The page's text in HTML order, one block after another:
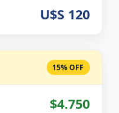
U$S 120
15% OFF
$4.750